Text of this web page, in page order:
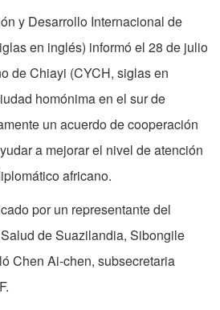
y Desarrollo Internacional de
en inglés) informó el 28 de julio
de Chiayi (CYCH, siglas en
homónima en el sur de
un acuerdo de cooperación
a mejorar el nivel de atención
africano.
por un representante del
de Suazilandia, Sibongile
Chen Ai-chen, subsecretaria